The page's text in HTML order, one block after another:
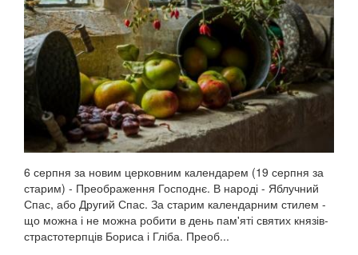
6 серпня за новим церковним календарем (19 серпня за
старим) - Преображення Господнє. В народі - Яблучний
Спас, або Другий Спас. За старим календарним стилем -
що можна і не можна робити в день пам'яті святих князів-
страстотерпців Бориса і Гліба. Преоб...